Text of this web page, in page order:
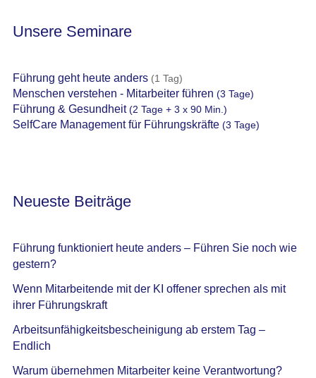
Unsere Seminare
Führung geht heute anders(1 Tag)
Menschen verstehen - Mitarbeiter führen (3 Tage)
Führung & Gesundheit(2 Tage + 3 x 90 Min.)
SelfCare Management für Führungskräfte(3 Tage)
Neueste Beiträge
Führung funktioniert heute anders – Führen Sie noch wie
gestern?
Wenn Mitarbeitende mit der KI offener sprechen als mit
ihrer Führungskraft
Arbeitsunfähigkeitsbescheinigung ab erstem Tag –
Endlich
Warum übernehmen Mitarbeiter keine Verantwortung?